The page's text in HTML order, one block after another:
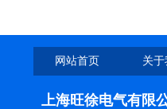
网站首页 关
上海旺徐电气有限